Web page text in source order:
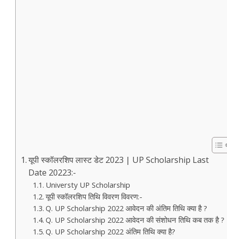
यूपी स्कॉलरशिप लास्ट डेट 2023 | UP Scholarship Last
Date 20223:-
Universty UP Scholarship
यूपी स्कॉलरशिप तिथि विवरण विवरण:-
Q. UP Scholarship 2022 आवेदन की अंतिम तिथि क्या है ?
Q. UP Scholarship 2022 आवेदन की संशोधन तिथि कब तक है ?
Q. UP Scholarship 2022 अंतिम तिथि क्या है?